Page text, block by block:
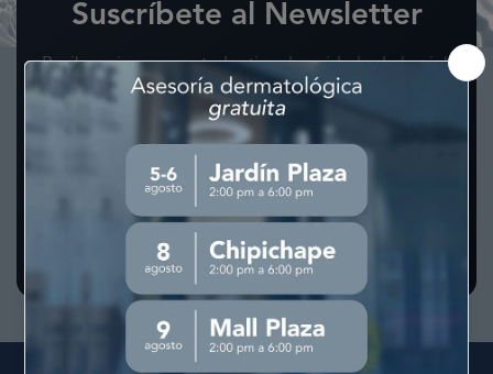
Suscríbete al Newsletter
Recibe primero que todas tips de cuidado de la piel,
novedades y ofertas exclusivas directamente en tu
correo.
Acepto losTérminos y Condiciones